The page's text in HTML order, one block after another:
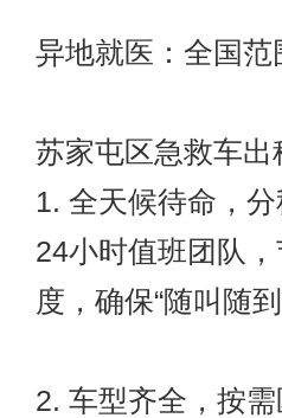
异地就医：全国
苏家屯区急救车
1. 全天候待命，
24小时值班团队
度，确保“随叫随到
2. 车型齐全，按